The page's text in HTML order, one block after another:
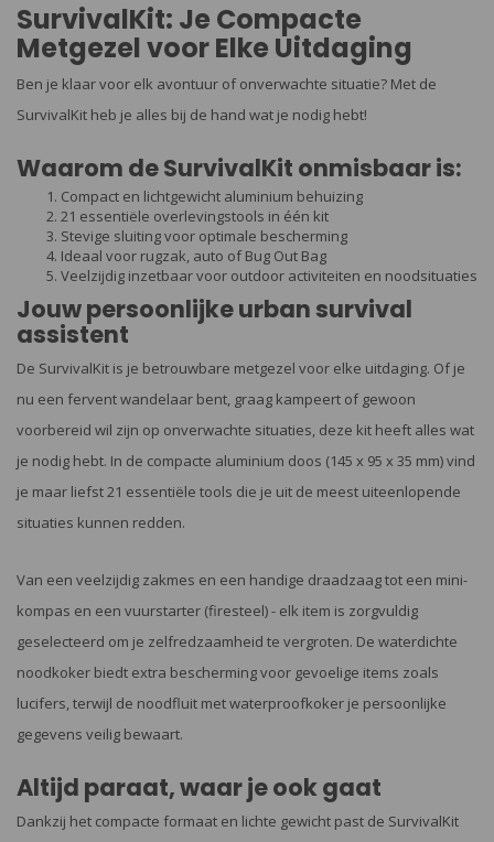
SurvivalKit: Je Compacte
Metgezel voor Elke Uitdaging
Ben je klaar voor elk avontuur of onverwachte situatie? Met de
SurvivalKit heb je alles bij de hand wat je nodig hebt!
Waarom de SurvivalKit onmisbaar is:
Compact en lichtgewicht aluminium behuizing
21 essentiële overlevingstools in één kit
Stevige sluiting voor optimale bescherming
Ideaal voor rugzak, auto of Bug Out Bag
Veelzijdig inzetbaar voor outdoor activiteiten en noodsituaties
Jouw persoonlijke urban survival
assistent
De SurvivalKit is je betrouwbare metgezel voor elke uitdaging. Of je
nu een fervent wandelaar bent, graag kampeert of gewoon
voorbereid wil zijn op onverwachte situaties, deze kit heeft alles wat
je nodig hebt. In de compacte aluminium doos (145 x 95 x 35 mm) vind
je maar liefst 21 essentiële tools die je uit de meest uiteenlopende
situaties kunnen redden.
Van een veelzijdig zakmes en een handige draadzaag tot een mini-
kompas en een vuurstarter (firesteel) - elk item is zorgvuldig
geselecteerd om je zelfredzaamheid te vergroten. De waterdichte
noodkoker biedt extra bescherming voor gevoelige items zoals
lucifers, terwijl de noodfluit met waterproofkoker je persoonlijke
gegevens veilig bewaart.
Altijd paraat, waar je ook gaat
Dankzij het compacte formaat en lichte gewicht past de SurvivalKit